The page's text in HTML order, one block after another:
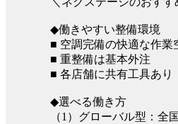
◆働きやすい整備環境
■ 空調完備の快適な作業
■ 重整備は基本外注
■ 各店舗に共有工具あり
◆選べる働き方
（1）グローバル型：全